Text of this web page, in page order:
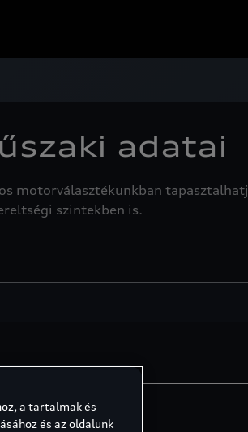
adatai
motorválasztékunkban
szintekben is.
a tartalmak és
és az oldalunk